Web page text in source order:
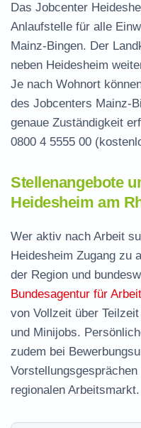
Das Jobcenter
Anlaufstelle für alle
Mainz-Bingen. Der
neben Heidesheim
Je nach Wohnort
des Jobcenters Mainz-
genaue Zuständigkeit
0800 4 5555 00
Stellenangebote
Heidesheim am
Wer aktiv nach Arbeit
Heidesheim Zugang zu
der Region und
Bundesagentur für Arbeit
von Vollzeit über
und Minijobs.
zudem bei
regionalen Arbeitsmarkt.